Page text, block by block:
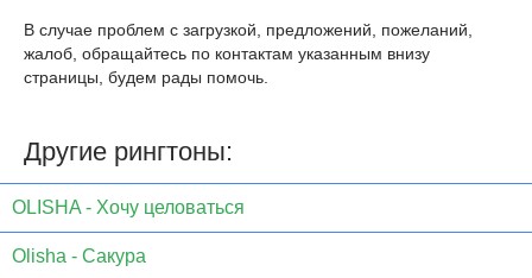
В случае проблем с загрузкой, предложений, пожеланий,
жалоб, обращайтесь по контактам указанным внизу
страницы, будем рады помочь.
Другие рингтоны:
OLISHA - Хочу целоваться
Olisha - Сакура